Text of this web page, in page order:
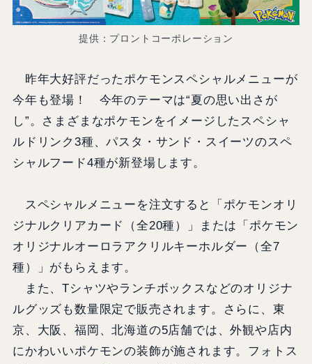
提供：プロントコーポレーション
昨年大好評だったポケモンスペシャルメニューが
今年も登場！ 今年のテーマは“夏の思い出さが
し”。さまざまなポケモンをイメージしたスペシャ
ルドリンク3種、パスタ・サンド・スイーツのスペ
シャルフード4種が新登場します。
スペシャルメニューを注文すると「ポケモンオリ
ジナルクリアカード（全20種）」または「ポケモン
オリジナルオーロラアクリルキーホルダー（全7
種）」がもらえます。
また、Tシャツやランチボックスなどのオリジナ
ルグッズも数量限定で販売されます。さらに、東
京、大阪、福岡、北海道の5店舗では、外観や店内
にかわいいポケモンの装飾が施されます。フォトス